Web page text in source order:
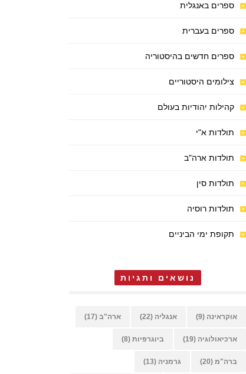
ספרים באנגלית
ספרים בעברית
ספרים חדשים בהיסטוריה
צילומים היסטוריים
קהילות יהודיות בעולם
תולדות א"י
תולדות ארה"ב
תולדות סין
תולדות רוסיה
תקופת ימי הביניים
נושאים ותגיות
אוקראינה (9) אנגליה (22) ארה"ב (17)
ארכיאולוגיה (19) ביוגרפיות (8)
ברה"מ (20) גרמניה (13)